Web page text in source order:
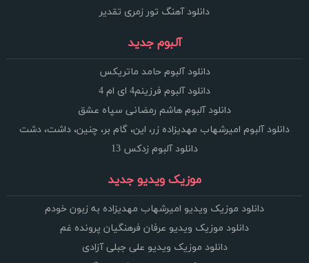
دانلود آهنگ تور زمری تقدیر
آلبوم جدید
دانلود آلبوم حامد ماتریکس
دانلود آلبوم فرزینم4 ای ام 4
دانلود آلبوم هاشم رمضانی سپاه عشق
دانلود آلبوم امیرشهاب مهدیزاده زر، این، گام بر، چنین، داشت، دشت
دانلود آلبوم زدکس 13
موزیک ویدیو جدید
دانلود موزیک ویدیو امیرشهاب مهدیزاده به زبون خودم
دانلود موزیک ویدیو عرفان فرهنگیان پرونده غم
دانلود موزیک ویدیو علی جبلی آزادی